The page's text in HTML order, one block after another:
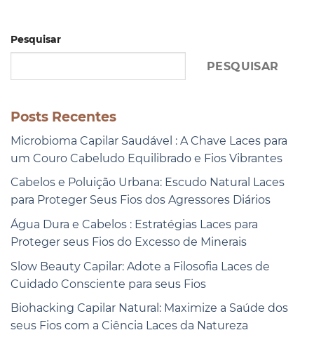
Pesquisar
PESQUISAR
Posts Recentes
Microbioma Capilar Saudável : A Chave Laces para
um Couro Cabeludo Equilibrado e Fios Vibrantes
Cabelos e Poluição Urbana: Escudo Natural Laces
para Proteger Seus Fios dos Agressores Diários
Água Dura e Cabelos : Estratégias Laces para
Proteger seus Fios do Excesso de Minerais
Slow Beauty Capilar: Adote a Filosofia Laces de
Cuidado Consciente para seus Fios
Biohacking Capilar Natural: Maximize a Saúde dos
seus Fios com a Ciência Laces da Natureza